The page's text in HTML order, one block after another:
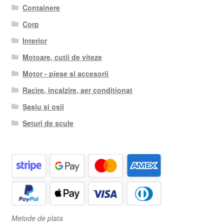
Containere
Corp
Interior
Motoare, cutii de viteze
Motor - piese si accesorii
Racire, incalzire, aer conditionat
Șasiu și osii
Seturi de scule
Metode de plata